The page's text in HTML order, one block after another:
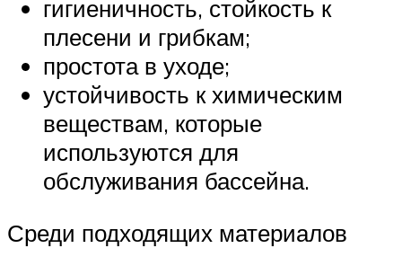
гигиеничность, стойкость к
плесени и грибкам;
простота в уходе;
устойчивость к химическим
веществам, которые
используются для
обслуживания бассейна.
Среди подходящих материалов